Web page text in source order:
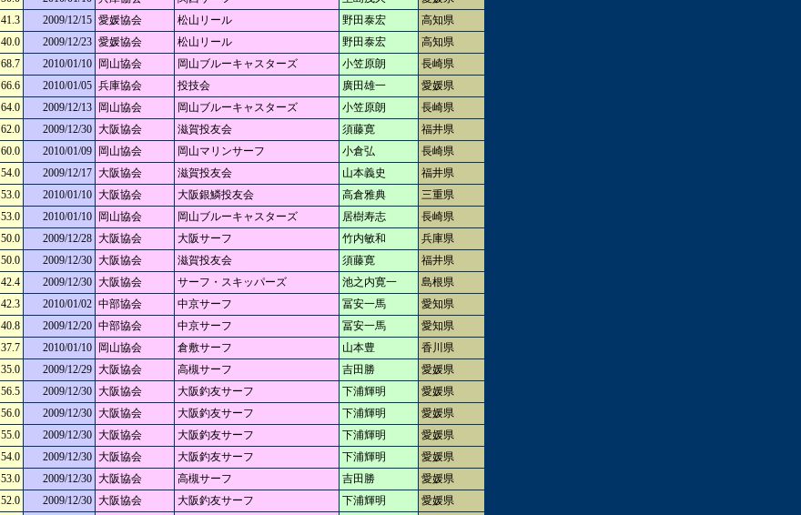
41.3 2009/12/15 愛媛協会 松山リール 野田泰宏
高知県
40.0 2009/12/23 愛媛協会 松山リール 野田泰宏
高知県
68.7 2010/01/10 岡山協会 岡山ブルーキャスターズ 小笠原朗
長崎県
66.6 2010/01/05 兵庫協会 投技会 廣田雄一
愛媛県
64.0 2009/12/13 岡山協会 岡山ブルーキャスターズ 小笠原朗
長崎県
62.0 2009/12/30 大阪協会 滋賀投友会 須藤寛
福井県
60.0 2010/01/09 岡山協会 岡山マリンサーフ 小倉弘
長崎県
54.0 2009/12/17 大阪協会 滋賀投友会 山本義史
福井県
53.0 2010/01/10 大阪協会 大阪銀鱗投友会 高倉雅典
三重県
53.0 2010/01/10 岡山協会 岡山ブルーキャスターズ 居樹寿志
長崎県
50.0 2009/12/28 大阪協会 大阪サーフ 竹内敏和
兵庫県
50.0 2009/12/30 大阪協会 滋賀投友会 須藤寛
福井県
42.4 2009/12/30 大阪協会 サーフ・スキッパーズ 池之内寛一
島根県
42.3 2010/01/02 中部協会 中京サーフ 冨安一馬
愛知県
40.8 2009/12/20 中部協会 中京サーフ 冨安一馬
愛知県
37.7 2010/01/10 岡山協会 倉敷サーフ 山本豊
香川県
35.0 2009/12/29 大阪協会 高槻サーフ 吉田勝
愛媛県
56.5 2009/12/30 大阪協会 大阪釣友サーフ 下浦輝明
愛媛県
56.0 2009/12/30 大阪協会 大阪釣友サーフ 下浦輝明
愛媛県
55.0 2009/12/30 大阪協会 大阪釣友サーフ 下浦輝明
愛媛県
54.0 2009/12/30 大阪協会 大阪釣友サーフ 下浦輝明
愛媛県
53.0 2009/12/30 大阪協会 高槻サーフ 吉田勝
愛媛県
52.0 2009/12/30 大阪協会 大阪釣友サーフ 下浦輝明 愛媛県